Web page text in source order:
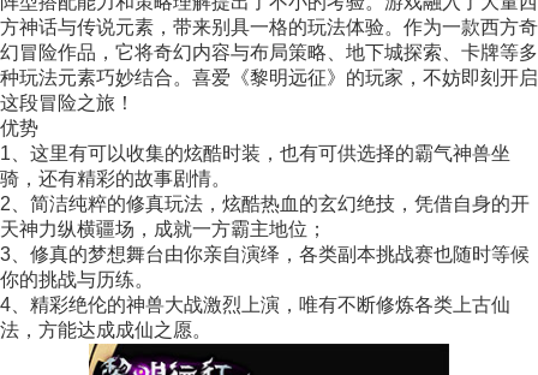
方神话与传说元素，带来别具一格的玩法体验。作为一款西方奇
幻冒险作品，它将奇幻内容与布局策略、地下城探索、卡牌等多
种玩法元素巧妙结合。喜爱《黎明远征》的玩家，不妨即刻开启
这段冒险之旅！
优势
1、这里有可以收集的炫酷时装，也有可供选择的霸气神兽坐
骑，还有精彩的故事剧情。
2、简洁纯粹的修真玩法，炫酷热血的玄幻绝技，凭借自身的开
天神力纵横疆场，成就一方霸主地位；
3、修真的梦想舞台由你亲自演绎，各类副本挑战赛也随时等候
你的挑战与历练。
4、精彩绝伦的神兽大战激烈上演，唯有不断修炼各类上古仙
法，方能达成成仙之愿。